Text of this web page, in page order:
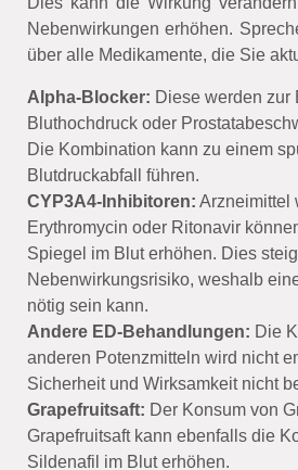
Nebenwirkungen erhöhen.
über alle Medikamente, die Sie
Alpha-Blocker: Diese werden zur
Bluthochdruck oder
Die Kombination kann zu einem
Blutdruckabfall führen.
CYP3A4-Inhibitoren: Arzneimittel
Erythromycin oder Ritonavir
Spiegel im Blut erhöhen. Dies
Nebenwirkungsrisiko, weshalb
nötig sein kann.
Andere ED-Behandlungen: Die
anderen Potenzmitteln wird nicht
Sicherheit und Wirksamkeit nicht
Grapefruitsaft: Der Konsum von
Grapefruitsaft kann ebenfalls die
Sildenafil im Blut erhöhen.